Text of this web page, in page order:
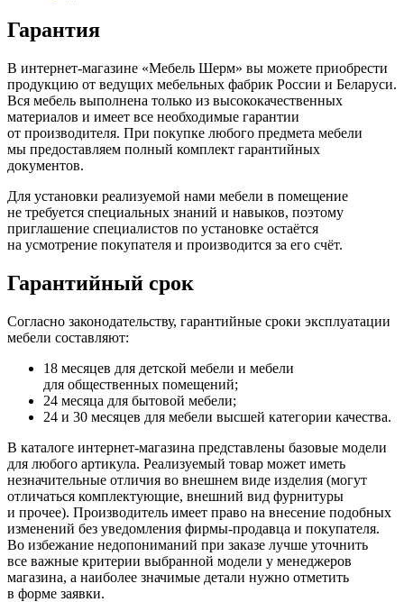
Гарантия
В интернет-магазине «Мебель Шерм» вы можете приобрести
продукцию от ведущих мебельных фабрик России и Беларуси.
Вся мебель выполнена только из высококачественных
материалов и имеет все необходимые гарантии
от производителя. При покупке любого предмета мебели
мы предоставляем полный комплект гарантийных
документов.
Для установки реализуемой нами мебели в помещение
не требуется специальных знаний и навыков, поэтому
приглашение специалистов по установке остаётся
на усмотрение покупателя и производится за его счёт.
Гарантийный срок
Согласно законодательству, гарантийные сроки эксплуатации
мебели составляют:
18 месяцев для детской мебели и мебели
для общественных помещений;
24 месяца для бытовой мебели;
24 и 30 месяцев для мебели высшей категории качества.
В каталоге интернет-магазина представлены базовые модели
для любого артикула. Реализуемый товар может иметь
незначительные отличия во внешнем виде изделия (могут
отличаться комплектующие, внешний вид фурнитуры
и прочее). Производитель имеет право на внесение подобных
изменений без уведомления фирмы-продавца и покупателя.
Во избежание недопониманий при заказе лучше уточнить
все важные критерии выбранной модели у менеджеров
магазина, а наиболее значимые детали нужно отметить
в форме заявки.